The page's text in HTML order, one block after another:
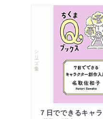
シリーズ・全集